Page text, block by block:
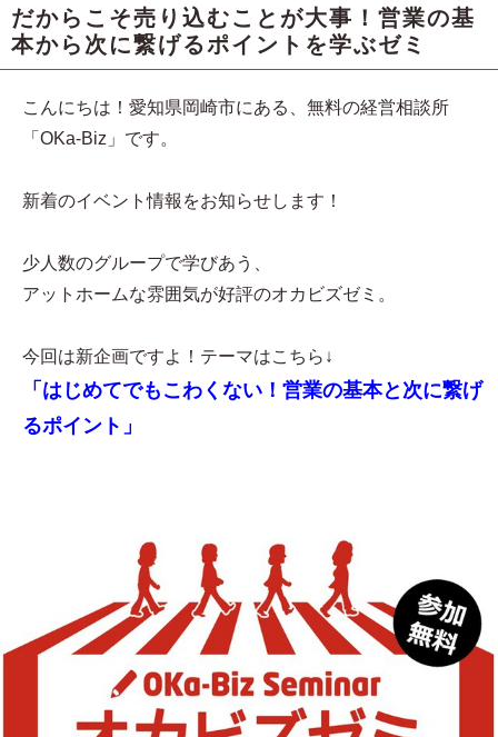
だからこそ売り込むことが大事！営業の基
本から次に繋げるポイントを学ぶゼミ
こんにちは！愛知県岡崎市にある、無料の経営相談所
「OKa-Biz」です。
新着のイベント情報をお知らせします！
少人数のグループで学びあう、
アットホームな雰囲気が好評のオカビズゼミ。
今回は新企画ですよ！テーマはこちら↓
「はじめてでもこわくない！営業の基本と次に繋げ
るポイント」